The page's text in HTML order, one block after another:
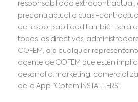
responsabilidad extracontractual,
precontractual o cuasi-
de responsabilidad también será
todos los directivos,
COFEM, o a cualquier
agente de COFEM que estén
desarrollo, marketing,
de la App “Cofem INSTALLERS”.